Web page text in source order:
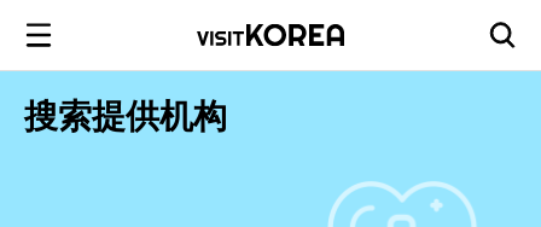
搜索提供机构